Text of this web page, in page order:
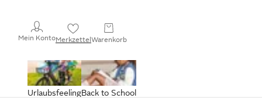
Mein KontoMerkzettelWarenkorb
Back to School
Urlaubsfeeling